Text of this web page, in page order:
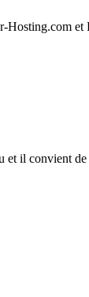
Hosting.com
et il convient